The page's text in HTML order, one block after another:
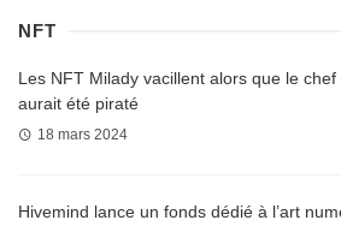
NFT
Les NFT Milady vacillent alors que le chef
aurait été piraté
18 mars 2024
Hivemind lance un fonds dédié à l’art